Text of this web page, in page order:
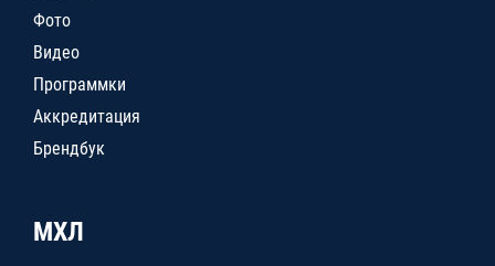
Фото
Видео
Программки
Аккредитация
Брендбук
МХЛ